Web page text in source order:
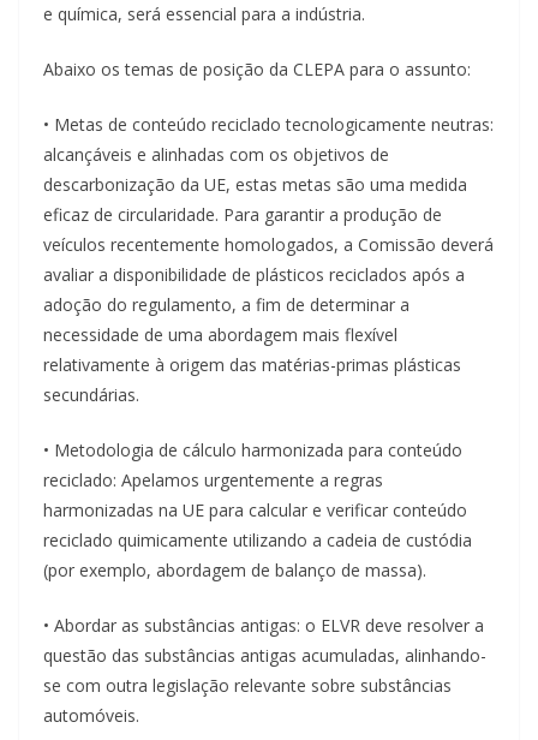
e química, será essencial para a indústria.
Abaixo os temas de posição da CLEPA para o assunto:
• Metas de conteúdo reciclado tecnologicamente neutras:
alcançáveis ​​e alinhadas com os objetivos de
descarbonização da UE, estas metas são uma medida
eficaz de circularidade. Para garantir a produção de
veículos recentemente homologados, a Comissão deverá
avaliar a disponibilidade de plásticos reciclados após a
adoção do regulamento, a fim de determinar a
necessidade de uma abordagem mais flexível
relativamente à origem das matérias-primas plásticas
secundárias.
• Metodologia de cálculo harmonizada para conteúdo
reciclado: Apelamos urgentemente a regras
harmonizadas na UE para calcular e verificar conteúdo
reciclado quimicamente utilizando a cadeia de custódia
(por exemplo, abordagem de balanço de massa).
• Abordar as substâncias antigas: o ELVR deve resolver a
questão das substâncias antigas acumuladas, alinhando-
se com outra legislação relevante sobre substâncias
automóveis.